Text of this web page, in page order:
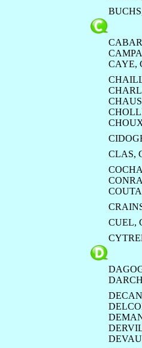
BUCHS
CAYE,
CLAS,
CUEL,